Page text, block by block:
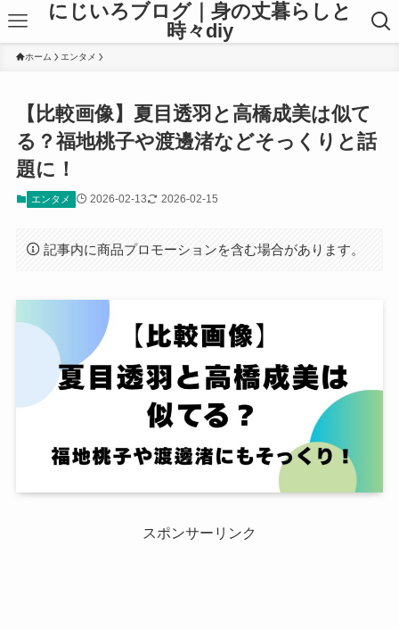
にじいろブログ｜身の丈暮らしと
時々diy
ホーム エンタメ
【比較画像】夏目透羽と高橋成美は似て
る？福地桃子や渡邊渚などそっくりと話
題に！
エンタメ 2026-02-13 2026-02-15
記事内に商品プロモーションを含む場合があります。
スポンサーリンク